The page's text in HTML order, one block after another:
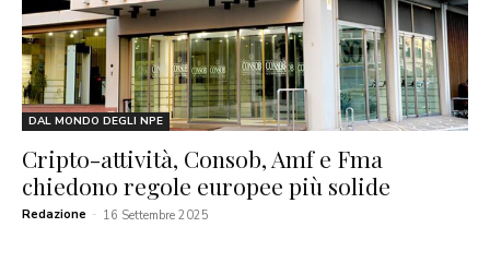
DAL MONDO DEGLI NPE
Cripto-attività, Consob, Amf e Fma
chiedono regole europee più solide
Redazione - 16 Settembre 2025